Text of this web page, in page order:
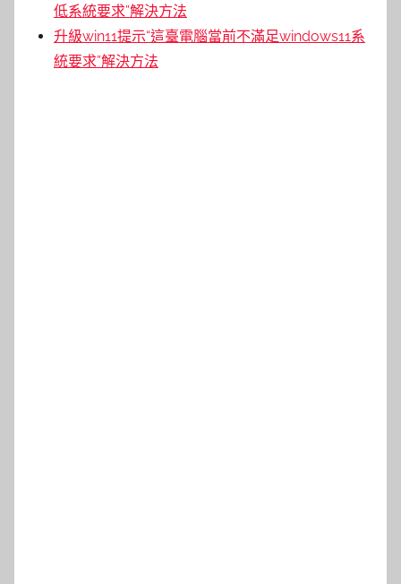
低系統要求”解決方法
升級win11提示“這臺電腦當前不滿足windows11系
統要求”解決方法